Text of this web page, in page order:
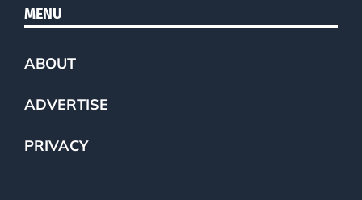
MENU
ABOUT
ADVERTISE
PRIVACY